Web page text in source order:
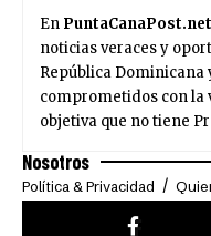
En PuntaCanaPost.net
noticias veraces y
República Dominicana
comprometidos con la
objetiva que no tiene
Nosotros
Política & Privacidad